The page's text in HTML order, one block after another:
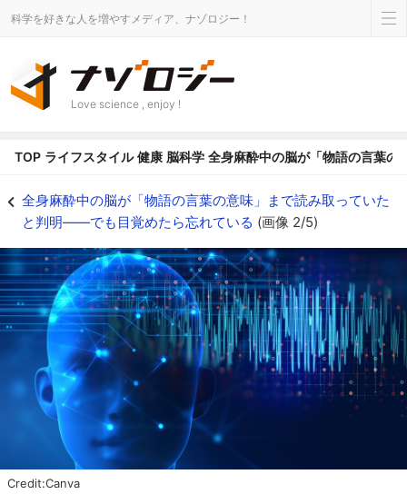
科学を好きな人を増やすメディア、ナゾロジー！
Love science , enjoy !
TOP ライフスタイル 健康 脳科学 全身麻酔中の脳が「物語の言葉
全身麻酔中の脳が「物語の言葉の意味」まで読み取っていた
と判明――でも目覚めたら忘れている (画像 2/5)
Credit:Canva